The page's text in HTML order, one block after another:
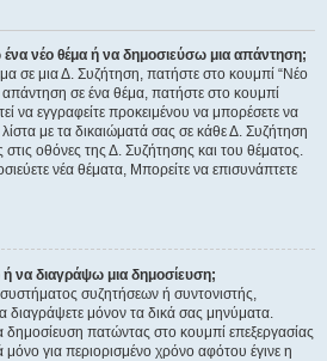
νέο θέμα ή να δημοσιεύσω μια απάντηση;
σε μια Δ. Συζήτηση, πατήστε στο κουμπί “Νέο
απάντηση σε ένα θέμα, πατήστε στο κουμπί
να εγγραφείτε προκειμένου να μπορέσετε να
με τα δικαιώματά σας σε κάθε Δ. Συζήτηση
στις οθόνες της Δ. Συζήτησης και του θέματος.
νέα θέματα, Μπορείτε να επισυνάπτετε
να διαγράψω μια δημοσίευση;
συστήματος συζητήσεων ή συντονιστής,
διαγράψετε μόνον τα δικά σας μηνύματα.
δημοσίευση πατώντας στο κουμπί επεξεργασίας
για περιορισμένο χρόνο αφότου έγινε η